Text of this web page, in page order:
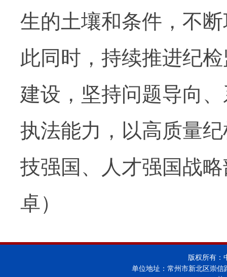
生的土壤和条件，不
此同时，持续推进纪
建设，坚持问题导向
执法能力，以高质量
技强国、人才强国战
卓）
版权所有：
单位地址：常州市新北区崇